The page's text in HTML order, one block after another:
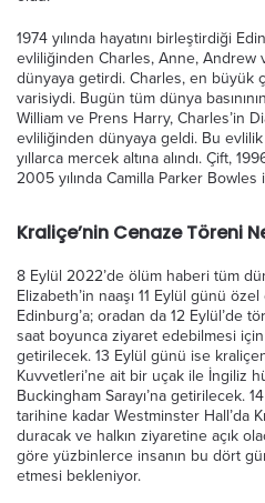
1974 yılında hayatını birleştirdiği
evliliğinden Charles, Anne, Andrew
dünyaya getirdi. Charles, en büyük
varisiydi. Bugün tüm dünya
William ve Prens Harry, Charles’in
evliliğinden dünyaya geldi. Bu evlilik
yıllarca mercek altına alındı. Çift,
2005 yılında Camilla Parker Bowles
Kraliçe’nin Cenaze Töreni
8 Eylül 2022’de ölüm haberi tüm
Elizabeth’in naaşı 11 Eylül günü
Edinburg’a; oradan da 12 Eylül’de
saat boyunca ziyaret edebilmesi için
getirilecek. 13 Eylül günü ise
Kuvvetleri’ne ait bir uçak ile İngiliz
Buckingham Sarayı’na getirilecek.
tarihine kadar Westminster Hall’da
duracak ve halkın ziyaretine açık
göre yüzbinlerce insanın bu dört
etmesi bekleniyor.